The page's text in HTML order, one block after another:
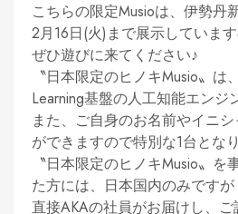
こちらの限定Musioは、伊勢丹
2月16日(火)まで展示していま
ぜひ遊びに来てください♪
〝日本限定のヒノキMusio〟は
Learning基盤の人工知能エンジ
また、ご自身のお名前やイニ
ができますので特別な1台となり
〝日本限定のヒノキMusio〟を
た方には、日本国内のみですが
直接AKAの社員がお届けし、ご